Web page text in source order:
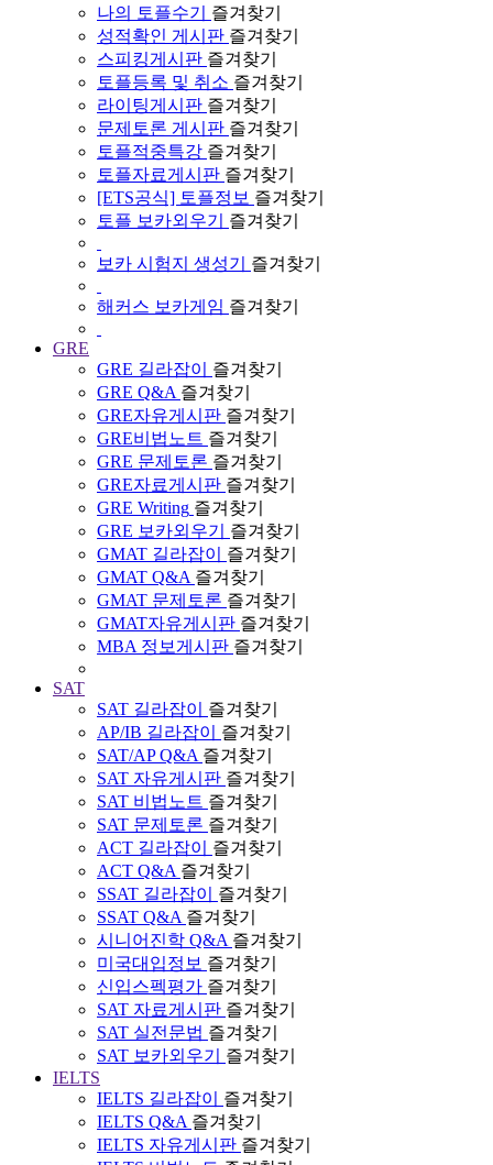
나의 토플수기
즐겨찾기
성적확인 게시판 즐겨찾기
스피킹게시판 즐겨찾기
토플등록 및 취소 즐겨찾기
라이팅게시판 즐겨찾기
문제토론 게시판 즐겨찾기
토플적중특강 즐겨찾기
토플자료게시판 즐겨찾기
[ETS공식] 토플정보 즐겨찾기
토플 보카외우기
즐겨찾기
보카 시험지 생성기 즐겨찾기
해커스 보카게임 즐겨찾기
GRE
GRE 길라잡이
즐겨찾기
GRE Q&A 즐겨찾기
GRE자유게시판 즐겨찾기
GRE비법노트 즐겨찾기
GRE 문제토론 즐겨찾기
GRE자료게시판 즐겨찾기
GRE Writing 즐겨찾기
GRE 보카외우기
즐겨찾기
GMAT 길라잡이
즐겨찾기
GMAT Q&A 즐겨찾기
GMAT 문제토론 즐겨찾기
GMAT자유게시판 즐겨찾기
MBA 정보게시판 즐겨찾기
SAT
SAT 길라잡이
즐겨찾기
AP/IB 길라잡이
즐겨찾기
SAT/AP Q&A 즐겨찾기
SAT 자유게시판 즐겨찾기
SAT 비법노트 즐겨찾기
SAT 문제토론 즐겨찾기
ACT 길라잡이
즐겨찾기
ACT Q&A 즐겨찾기
SSAT 길라잡이
즐겨찾기
SSAT Q&A 즐겨찾기
시니어진학 Q&A 즐겨찾기
미국대입정보 즐겨찾기
신입스펙평가 즐겨찾기
SAT 자료게시판 즐겨찾기
SAT 실전문법 즐겨찾기
SAT 보카외우기
즐겨찾기
IELTS
IELTS 길라잡이
즐겨찾기
IELTS Q&A 즐겨찾기
IELTS 자유게시판 즐겨찾기